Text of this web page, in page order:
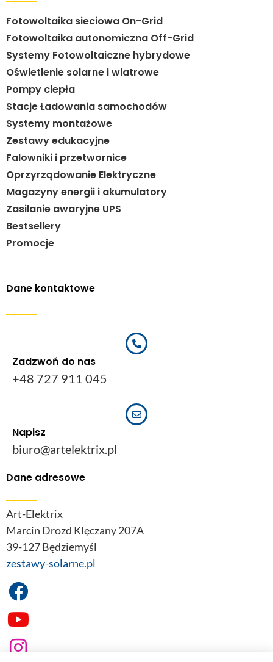
Fotowoltaika sieciowa On-Grid
Fotowoltaika autonomiczna Off-Grid
Systemy Fotowoltaiczne hybrydowe
Oświetlenie solarne i wiatrowe
Pompy ciepła
Stacje Ładowania samochodów
Systemy montażowe
Zestawy edukacyjne
Falowniki i przetwornice
Oprzyrządowanie Elektryczne
Magazyny energii i akumulatory
Zasilanie awaryjne UPS
Bestsellery
Promocje
Dane kontaktowe
Zadzwoń do nas
+48 727 911 045
Napisz
biuro@artelektrix.pl
Dane adresowe
Art-Elektrix
Marcin Drozd Klęczany 207A
39-127 Będziemyśl
zestawy-solarne.pl